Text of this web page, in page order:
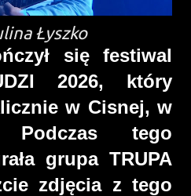
Łyszko
się festiwal
2026, który
w Cisnej, w
Podczas tego
grupa TRUPA
zdjęcia z tego